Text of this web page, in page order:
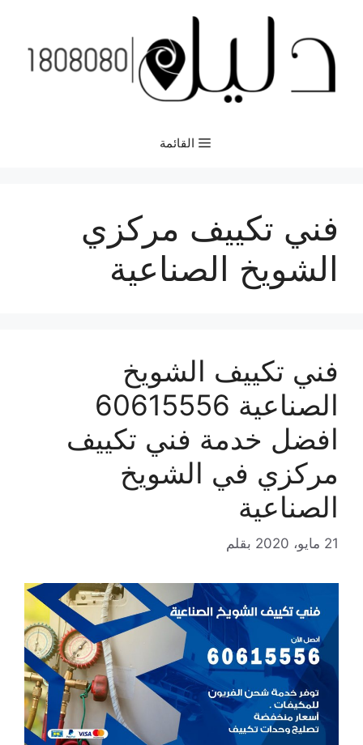
المحتوى
القائمة
فني تكييف مركزي
الشويخ الصناعية
فني تكييف الشويخ
الصناعية 60615556
افضل خدمة فني تكييف
مركزي في الشويخ
الصناعية
21 مايو، 2020 بقلم